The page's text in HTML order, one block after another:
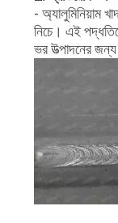
- অ্যালুমিনিয়াম
নিচে। এই
ভর উত্পাদনের